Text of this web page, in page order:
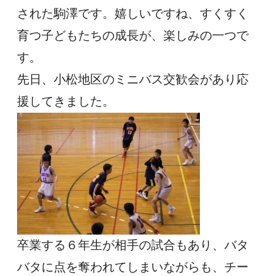
された駒澤です。嬉しいですね、すくすく
育つ子どもたちの成長が、楽しみの一つで
す。
先日、小松地区のミニバス交歓会があり応
援してきました。
卒業する６年生が相手の試合もあり、バタ
バタに点を奪われてしまいながらも、チー